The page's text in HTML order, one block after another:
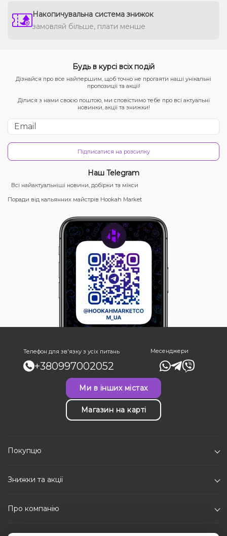
Накопичувальна система знижок
замовляй більше, плати менше
Будь в курсі всіх подій
Дізнайся про все найпершим, щоб точно не прогаяти наші унікальні
пропозиції та акції!
Ділися з нами своєю поштою, ми сповістимо тебе про всі актуальні
новинки, акції та знижки!
Підписатися на розсилку
Наш Telegram
Всі найактуальніші новини, добірки та мікси
Поради від кальянних майстрів Hookah Market
Телефон для зв'язку з усіх питань
+380997002052
Месенджери
Ми в інших містах
Магазин на карті
Покупцю
Знижки та акції
Про компанію